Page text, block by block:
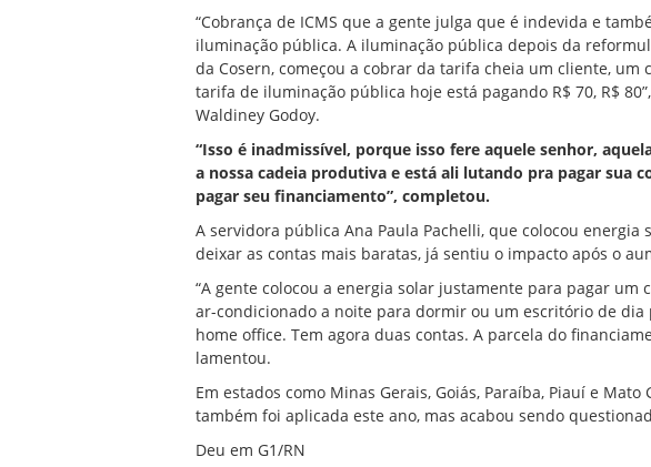
“Cobrança de ICMS que a gente julga que é indevida e
iluminação pública. A iluminação pública depois da
da Cosern, começou a cobrar da tarifa cheia um cliente, um
tarifa de iluminação pública hoje está pagando R$ 70, R$
Waldiney Godoy.
“Isso é inadmissível, porque isso fere aquele senhor,
a nossa cadeia produtiva e está ali lutando pra pagar sua
pagar seu financiamento”, completou.
A servidora pública Ana Paula Pachelli, que colocou energia
deixar as contas mais baratas, já sentiu o impacto após o
“A gente colocou a energia solar justamente para pagar um
ar-condicionado a noite para dormir ou um escritório de
home office. Tem agora duas contas. A parcela do
lamentou.
Em estados como Minas Gerais, Goiás, Paraíba, Piauí e Mato
também foi aplicada este ano, mas acabou sendo
Deu em G1/RN